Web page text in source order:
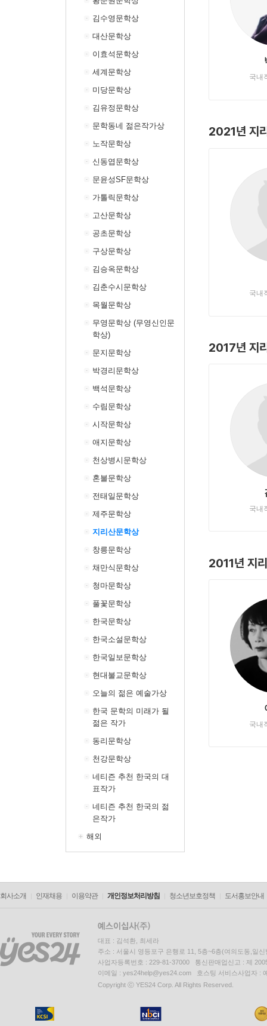
김수영문학상
대산문학상
이효석문학상
세계문학상
미당문학상
김유정문학상
문학동네 젊은작가상
노작문학상
신동엽문학상
문윤성SF문학상
가톨릭문학상
고산문학상
공초문학상
구상문학상
김승옥문학상
김춘수시문학상
목월문학상
무영문학상 (무영신인문
학상)
문지문학상
박경리문학상
백석문학상
수림문학상
시작문학상
애지문학상
천상병시문학상
혼불문학상
전태일문학상
제주문학상
지리산문학상
창릉문학상
채만식문학상
청마문학상
풀꽃문학상
한국문학상
한국소설문학상
한국일보문학상
현대불교문학상
오늘의 젊은 예술가상
한국 문학의 미래가 될
젊은 작가
동리문학상
천강문학상
네티즌 추천 한국의 대
표작가
네티즌 추천 한국의 젊
은작가
해외
국내
2021년 지
국내
2017년 지
국내
2011년 지
국내
회사소개 인재채용 이용약관 개인정보처리방침 청소년보호정책 도서홍보안내
대표 : 김석환, 최세라
주소 : 서울시 영등포구 은행로 11, 5층~6층(여의도동,일신
사업자등록번호 : 229-81-37000 통신판매업신고 : 제
이메일 : yes24help@yes24.com 호스팅 서비스사업자 :
Copyright ⓒ YES24 Corp. All Rights Reserved.